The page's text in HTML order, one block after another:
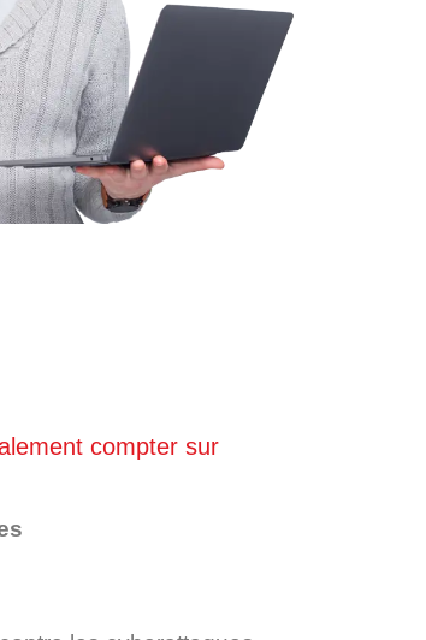
compter sur